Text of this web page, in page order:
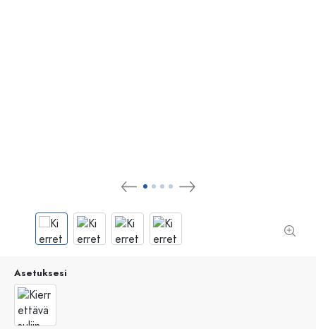
Asetuksesi